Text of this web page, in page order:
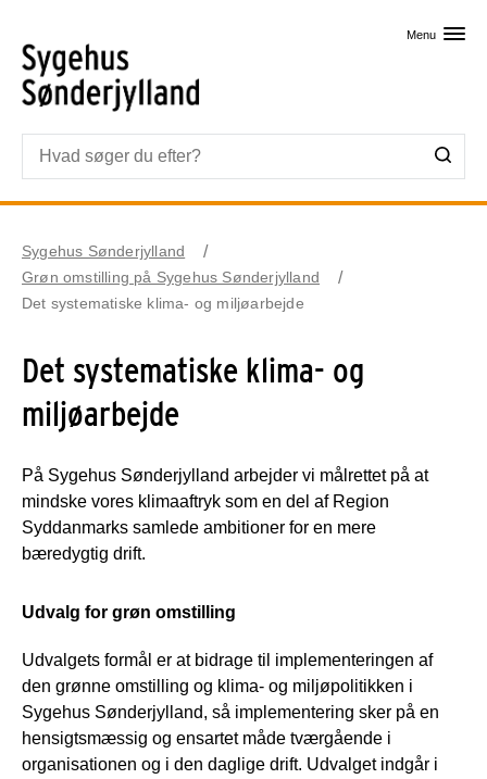
Menu
Sygehus Sønderjylland
Grøn omstilling på Sygehus Sønderjylland
Det systematiske klima- og miljøarbejde
Det systematiske klima- og
miljøarbejde
På Sygehus Sønderjylland arbejder vi målrettet på at
mindske vores klimaaftryk som en del af Region
Syddanmarks samlede ambitioner for en mere
bæredygtig drift.
Udvalg for grøn omstilling
Udvalgets formål er at bidrage til implementeringen af
den grønne omstilling og klima- og miljøpolitikken i
Sygehus Sønderjylland, så implementering sker på en
hensigtsmæssig og ensartet måde tværgående i
organisationen og i den daglige drift. Udvalget indgår i